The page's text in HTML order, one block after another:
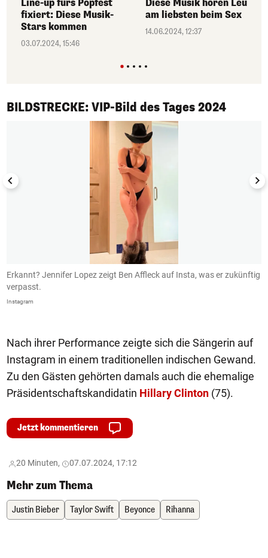
Line-up fürs Popfest
fixiert: Diese Musik-
Stars kommen
03.07.2024, 15:46
Diese Musik hören Leute
am liebsten beim Sex
14.06.2024, 12:37
BILDSTRECKE: VIP-Bild des Tages 2024
1/50
Erkannt? Jennifer Lopez zeigt Ben Affleck auf Insta, was er zukünftig
verpasst.
Instagram
Nach ihrer Performance zeigte sich die Sängerin auf
Instagram in einem traditionellen indischen Gewand.
Zu den Gästen gehörten damals auch die ehemalige
Präsidentschaftskandidatin Hillary Clinton (75).
Jetzt kommentieren
20 Minuten, 07.07.2024, 17:12
Mehr zum Thema
Justin Bieber Taylor Swift Beyonce Rihanna